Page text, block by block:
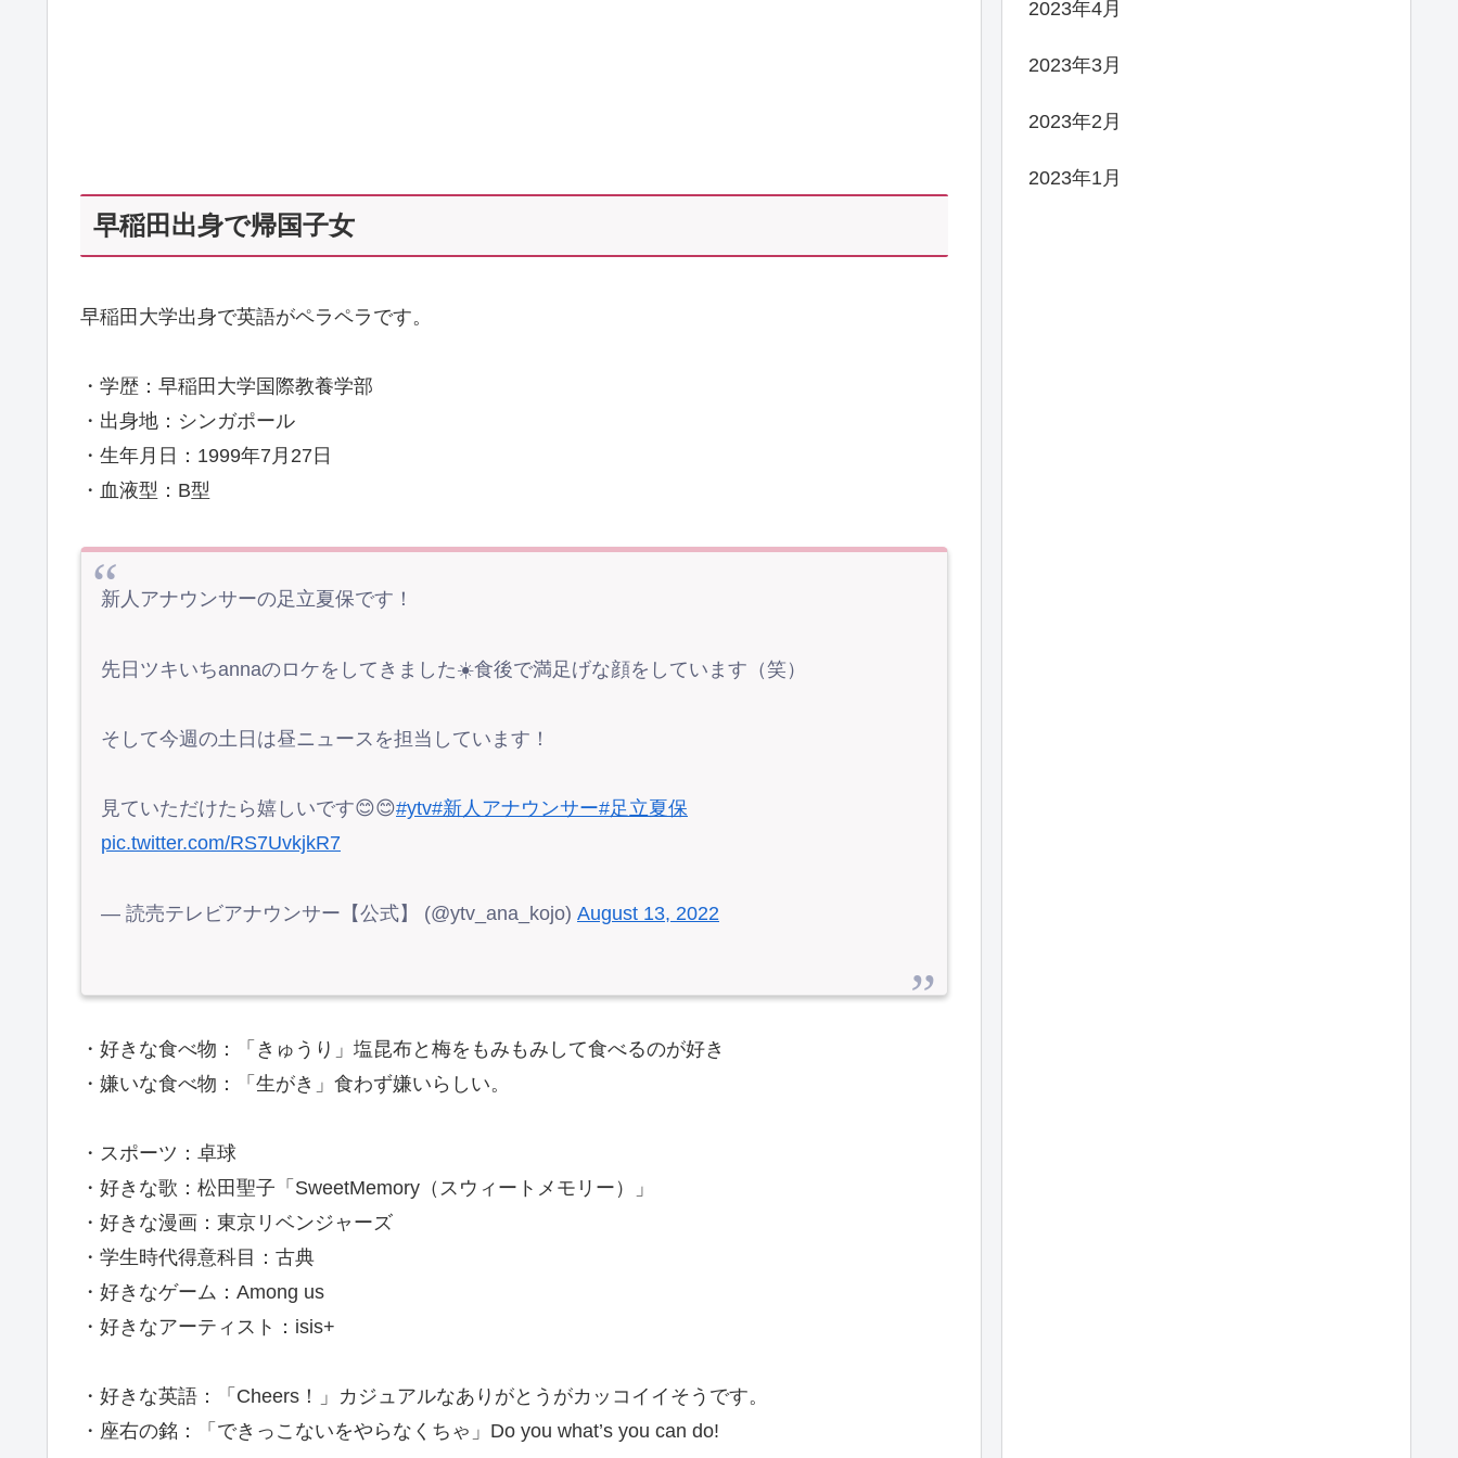
早稲田出身で帰国子女
早稲田大学出身で英語がペラペラです。
・学歴：早稲田大学国際教養学部
・出身地：シンガポール
・生年月日：1999年7月27日
・血液型：B型
新人アナウンサーの足立夏保です！
先日ツキいちannaのロケをしてきました☀️食後で満足げな顔をしています（笑）
そして今週の土日は昼ニュースを担当しています！
見ていただけたら嬉しいです😊😊#ytv#新人アナウンサー#足立夏保
pic.twitter.com/RS7UvkjkR7
— 読売テレビアナウンサー【公式】 (@ytv_ana_kojo) August 13, 2022
・好きな食べ物：「きゅうり」塩昆布と梅をもみもみして食べるのが好き
・嫌いな食べ物：「生がき」食わず嫌いらしい。
・スポーツ：卓球
・好きな歌：松田聖子「SweetMemory（スウィートメモリー）」
・好きな漫画：東京リベンジャーズ
・学生時代得意科目：古典
・好きなゲーム：Among us
・好きなアーティスト：isis+
・好きな英語：「Cheers！」カジュアルなありがとうがカッコイイそうです。
・座右の銘：「できっこないをやらなくちゃ」Do you what’s you can do!
2023年4月
2023年3月
2023年2月
2023年1月